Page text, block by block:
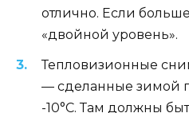
отлично. Если
«двойной уровень».
Тепловизионные
— сделанные зимой
-10°C. Там должны